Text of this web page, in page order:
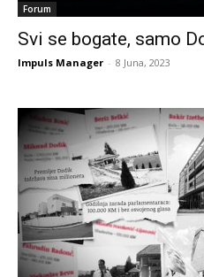
Forum
Svi se bogate, samo
Impuls Manager - 8 Juna, 2023